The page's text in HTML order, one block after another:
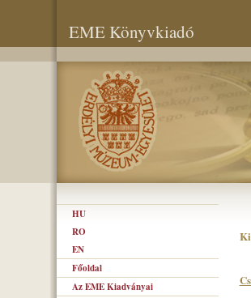
EME Könyvkiadó
HU
RO
EN
Főoldal
Az EME Kiadványai